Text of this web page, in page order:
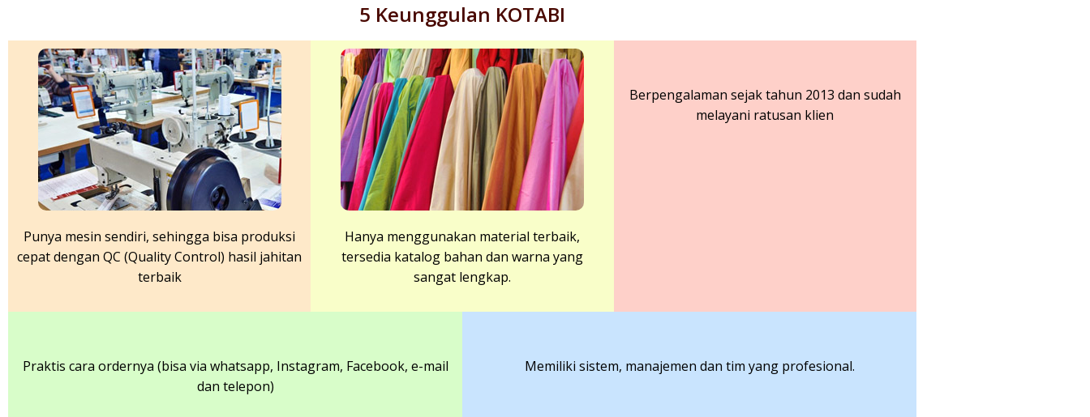
5 Keunggulan KOTABI
Punya mesin sendiri, sehingga bisa produksi
cepat dengan QC (Quality Control) hasil jahitan
terbaik
Hanya menggunakan material terbaik,
tersedia katalog bahan dan warna yang
sangat lengkap.
Berpengalaman sejak tahun 2013 dan sudah
melayani ratusan klien
Praktis cara ordernya (bisa via whatsapp, Instagram, Facebook, e-mail
dan telepon)
Memiliki sistem, manajemen dan tim yang profesional.